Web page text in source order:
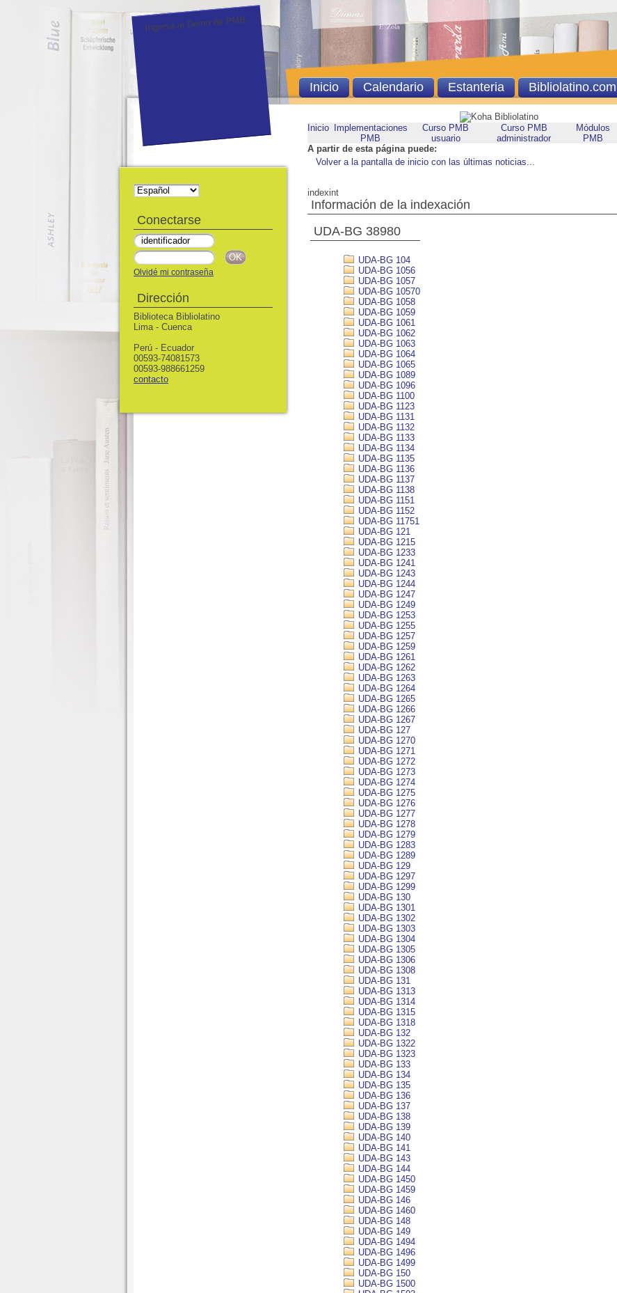
Inicio
Implementaciones
PMB
Curso PMB
usuario
Curso PMB
administrador
Módulos
PMB
A partir de esta página puede:
Volver a la pantalla de inicio con las últimas noticias...
indexint
Información de la indexación
UDA-BG 38980
UDA-BG 104
UDA-BG 1056
UDA-BG 1057
UDA-BG 10570
UDA-BG 1058
UDA-BG 1059
UDA-BG 1061
UDA-BG 1062
UDA-BG 1063
UDA-BG 1064
UDA-BG 1065
UDA-BG 1089
UDA-BG 1096
UDA-BG 1100
UDA-BG 1123
UDA-BG 1131
UDA-BG 1132
UDA-BG 1133
UDA-BG 1134
UDA-BG 1135
UDA-BG 1136
UDA-BG 1137
UDA-BG 1138
UDA-BG 1151
UDA-BG 1152
UDA-BG 11751
UDA-BG 121
UDA-BG 1215
UDA-BG 1233
UDA-BG 1241
UDA-BG 1243
UDA-BG 1244
UDA-BG 1247
UDA-BG 1249
UDA-BG 1253
UDA-BG 1255
UDA-BG 1257
UDA-BG 1259
UDA-BG 1261
UDA-BG 1262
UDA-BG 1263
UDA-BG 1264
UDA-BG 1265
UDA-BG 1266
UDA-BG 1267
UDA-BG 127
UDA-BG 1270
UDA-BG 1271
UDA-BG 1272
UDA-BG 1273
UDA-BG 1274
UDA-BG 1275
UDA-BG 1276
UDA-BG 1277
UDA-BG 1278
UDA-BG 1279
UDA-BG 1283
UDA-BG 1289
UDA-BG 129
UDA-BG 1297
UDA-BG 1299
UDA-BG 130
UDA-BG 1301
UDA-BG 1302
UDA-BG 1303
UDA-BG 1304
UDA-BG 1305
UDA-BG 1306
UDA-BG 1308
UDA-BG 131
UDA-BG 1313
UDA-BG 1314
UDA-BG 1315
UDA-BG 1318
UDA-BG 132
UDA-BG 1322
UDA-BG 1323
UDA-BG 133
UDA-BG 134
UDA-BG 135
UDA-BG 136
UDA-BG 137
UDA-BG 138
UDA-BG 139
UDA-BG 140
UDA-BG 141
UDA-BG 143
UDA-BG 144
UDA-BG 1450
UDA-BG 1459
UDA-BG 146
UDA-BG 1460
UDA-BG 148
UDA-BG 149
UDA-BG 1494
UDA-BG 1496
UDA-BG 1499
UDA-BG 150
UDA-BG 1500
Ingrese al Demo de PMB.
Inicio Calendario Estanteria Bibliolatino.com
Conectarse
Olvidé mi contraseña
Dirección
Biblioteca Bibliolatino
Lima - Cuenca
Perú - Ecuador
00593-74081573
00593-988661259
contacto